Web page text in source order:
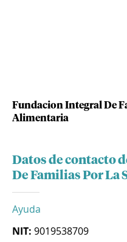
Fundacion Integral De
Alimentaria
Datos de contacto
De Familias Por
Ayuda
NIT: 9019538709